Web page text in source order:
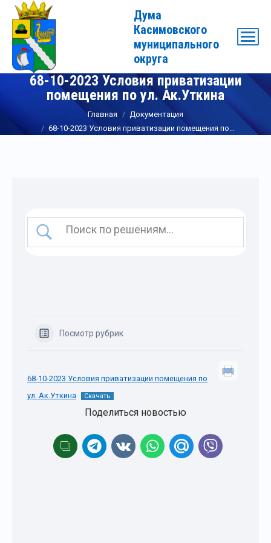
Дума
Касимовского
муниципального
округа
68-10-2023 Условия приватизации
помещения по ул. Ак.Уткина
Главная
Документация
68-10-2023 Условия приватизации помещения по…
Посмотр рубрик
68-10-2023 Условия приватизации помещения по
ул. Ак.Уткина
Скачать
Поделиться новостью